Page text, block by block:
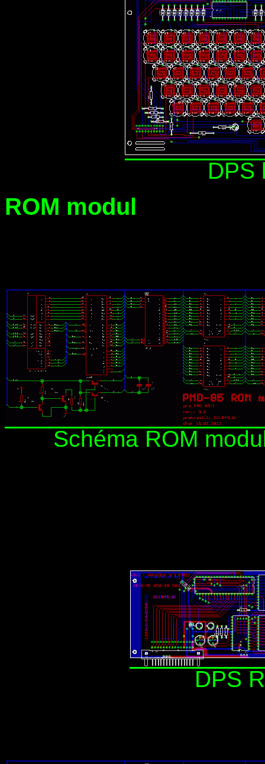
DPS
ROM modul
Schéma ROM
DPS